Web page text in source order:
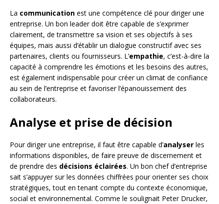
La communication est une compétence clé pour diriger une
entreprise. Un bon leader doit être capable de s’exprimer
clairement, de transmettre sa vision et ses objectifs à ses
équipes, mais aussi d’établir un dialogue constructif avec ses
partenaires, clients ou fournisseurs. L’empathie, c’est-à-dire la
capacité à comprendre les émotions et les besoins des autres,
est également indispensable pour créer un climat de confiance
au sein de l’entreprise et favoriser l’épanouissement des
collaborateurs.
Analyse et prise de décision
Pour diriger une entreprise, il faut être capable d’analyser les
informations disponibles, de faire preuve de discernement et
de prendre des décisions éclairées. Un bon chef d’entreprise
sait s’appuyer sur les données chiffrées pour orienter ses choix
stratégiques, tout en tenant compte du contexte économique,
social et environnemental. Comme le soulignait Peter Drucker,